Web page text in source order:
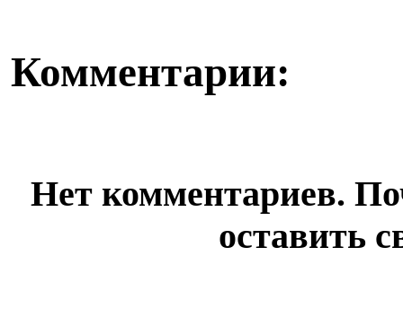
Комментарии:
Нет комментариев.
оставить